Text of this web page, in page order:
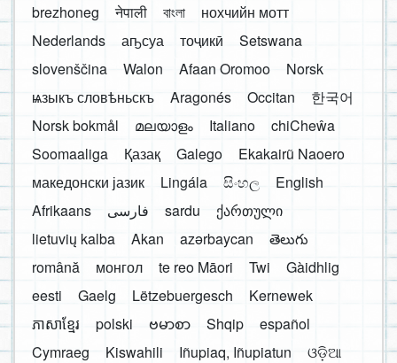
brezhoneg
नेपाली বাংলা
нохчийн мотт
Nederlands
аҧсуа тоҷикӣ
Setswana
slovenščina
Walon Afaan Oromoo
Norsk
ѩзыкъ словѣньскъ
Aragonés Occitan
한국어
Norsk bokmål
മലയാളം Italiano
chiCheŵa
Soomaaliga
Қазақ Galego
Ekakairũ Naoero
македонски јазик
Lingála සිංහල
English
Afrikaans
فارسی sardu
ქართული
lietuvių kalba
Akan azərbaycan
తెలుగు
română
монгол te reo Māori Twi
Gàidhlig
eesti
Gaelg Lëtzebuergesch
Kernewek
ភាសាខ្មែរ
polski ဗမာစာ Shqip
español
Cymraeg
Kiswahili Iñupiaq, Iñupiatun
ଓଡ଼ିଆ